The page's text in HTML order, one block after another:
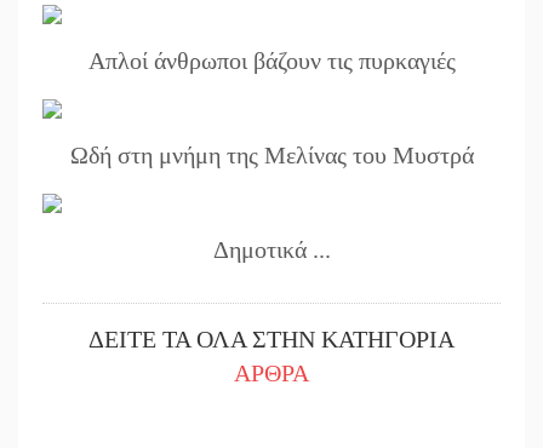
Απλοί άνθρωποι βάζουν τις πυρκαγιές
Ωδή στη μνήμη της Μελίνας του Μυστρά
Δημοτικά ...
ΔΕΙΤΕ ΤΑ ΟΛΑ ΣΤΗΝ ΚΑΤΗΓΟΡΙΑ
ΑΡΘΡΑ